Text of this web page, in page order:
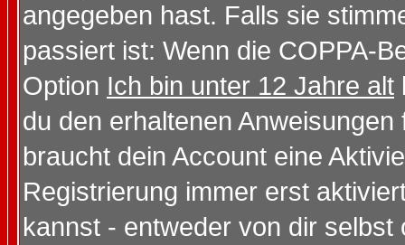
angegeben hast. Falls sie
passiert ist: Wenn die COPPA-
Option Ich bin unter 12 Jahre alt
du den erhaltenen
braucht dein Account eine
Registrierung immer erst
kannst - entweder von dir selbst